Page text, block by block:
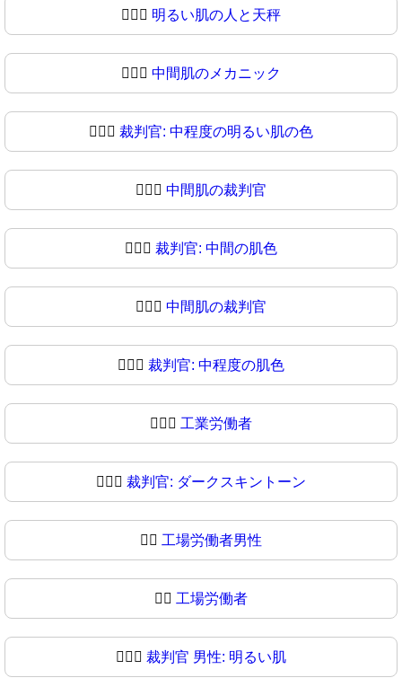
🧑🏻‍⚖ 明るい肌の人と天秤
🧑🏼‍⚖️ 中間肌のメカニック
🧑🏼‍⚖ 裁判官: 中程度の明るい肌の色
🧑🏽‍⚖️ 中間肌の裁判官
🧑🏽‍⚖ 裁判官: 中間の肌色
🧑🏾‍⚖️ 中間肌の裁判官
🧑🏾‍⚖ 裁判官: 中程度の肌色
🧑🏿‍⚖️ 工業労働者
🧑🏿‍⚖ 裁判官: ダークスキントーン
👨‍⚖️ 工場労働者男性
👨‍⚖ 工場労働者
👨🏻‍⚖️ 裁判官 男性: 明るい肌